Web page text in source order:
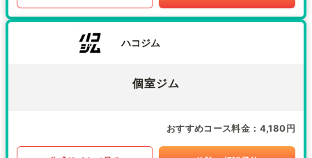
ハコジム
個室ジム
おすすめコース料金 4,180円